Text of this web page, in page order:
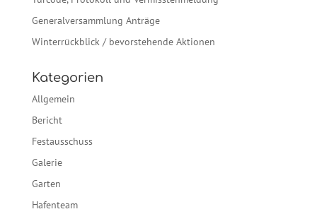
Generalversammlung Anträge
Winterrückblick / bevorstehende Aktionen
Kategorien
Allgemein
Bericht
Festausschuss
Galerie
Garten
Hafenteam